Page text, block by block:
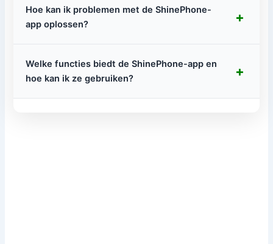
Hoe kan ik problemen met de ShinePhone-
app oplossen?
+
Welke functies biedt de ShinePhone-app en
hoe kan ik ze gebruiken?
+